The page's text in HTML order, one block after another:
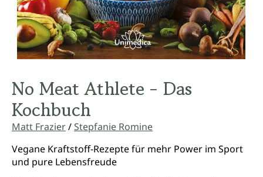
No Meat Athlete - Das
Kochbuch
Matt Frazier/Stepfanie Romine
Vegane Kraftstoff-Rezepte für mehr Power im Sport
und pure Lebensfreude